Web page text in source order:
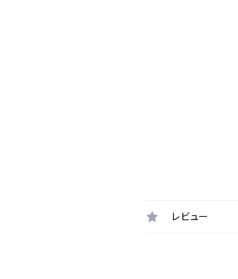
レビュー